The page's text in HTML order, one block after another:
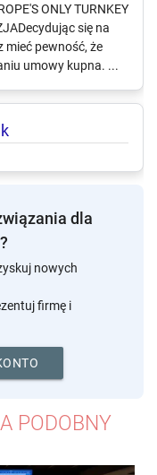
ONLY TURNKEY
Decydując się na
mieć pewność, że
umowy kupna. ...
dla
nowych
firmę i
PODOBNY